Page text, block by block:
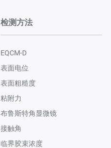
检测方法
EQCM-D
表面电位
表面粗糙度
粘附力
布鲁斯特角显微镜
接触角
临界胶束浓度